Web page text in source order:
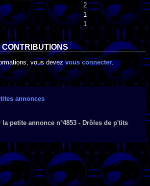
2
1
1
vous devezvous connecter.
annonces
petite annonce n°4853 - Drôles de p'tits